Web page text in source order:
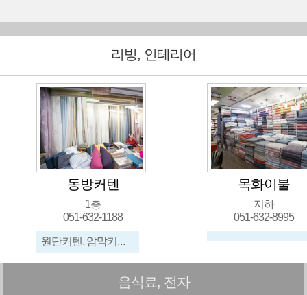
리빙, 인테리어
동방커텐
1층
051-632-1188
원단커텐, 암막커텐, 콤비블라인드, 롤블라인드
목화이불
지하
051-632-8995
음식료, 전자